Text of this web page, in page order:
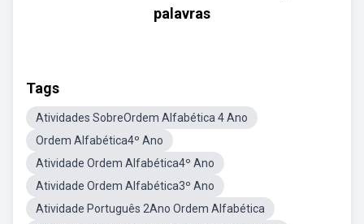
palavras
Tags
Atividades SobreOrdem Alfabética 4 Ano
Ordem Alfabética4º Ano
Atividade Ordem Alfabética4º Ano
Atividade Ordem Alfabética3º Ano
Atividade Português 2Ano Ordem Alfabética